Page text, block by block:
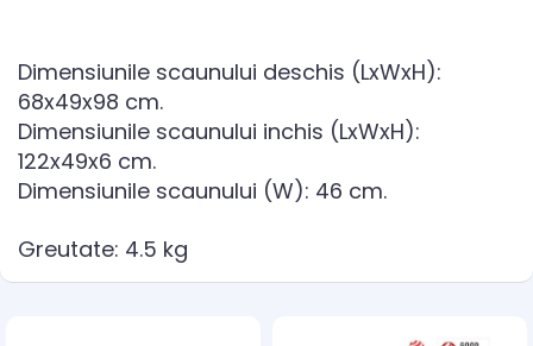
Dimensiunile scaunului deschis (LxWxH):
68x49x98 cm.
Dimensiunile scaunului inchis (LxWxH):
122x49x6 cm.
Dimensiunile scaunului (W): 46 cm.
Greutate: 4.5 kg